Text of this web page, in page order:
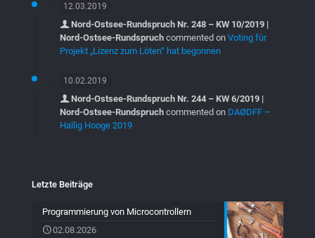
12.03.2019
Nord-Ostsee-Rundspruch Nr. 248 – KW 10/2019 |
Nord-Ostsee-Rundspruch commented on Voting für
Projekt „Lizenz zum Löten“ hat begonnen
10.02.2019
Nord-Ostsee-Rundspruch Nr. 244 – KW 6/2019 |
Nord-Ostsee-Rundspruch commented on DAØDFF –
Hallig Hooge 2019
Letzte Beiträge
Programmierung von Microcontrollern
02.08.2026